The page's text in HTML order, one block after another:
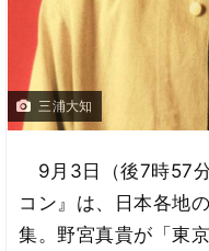
三浦大知
9月3日（後7時57
コン』は、日本各地
集。野宮真貴が「東